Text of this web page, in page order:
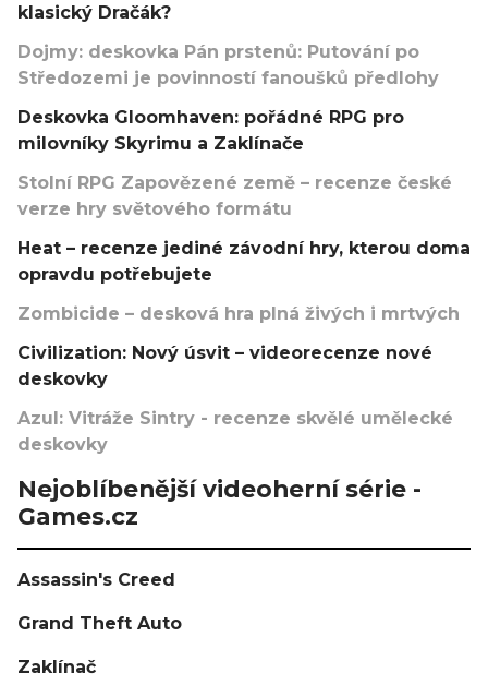
klasický Dračák?
Dojmy: deskovka Pán prstenů: Putování po
Středozemi je povinností fanoušků předlohy
Deskovka Gloomhaven: pořádné RPG pro
milovníky Skyrimu a Zaklínače
Stolní RPG Zapovězené země – recenze české
verze hry světového formátu
Heat – recenze jediné závodní hry, kterou doma
opravdu potřebujete
Zombicide – desková hra plná živých i mrtvých
Civilization: Nový úsvit – videorecenze nové
deskovky
Azul: Vitráže Sintry - recenze skvělé umělecké
deskovky
Nejoblíbenější videoherní série -
Games.cz
Assassin's Creed
Grand Theft Auto
Zaklínač